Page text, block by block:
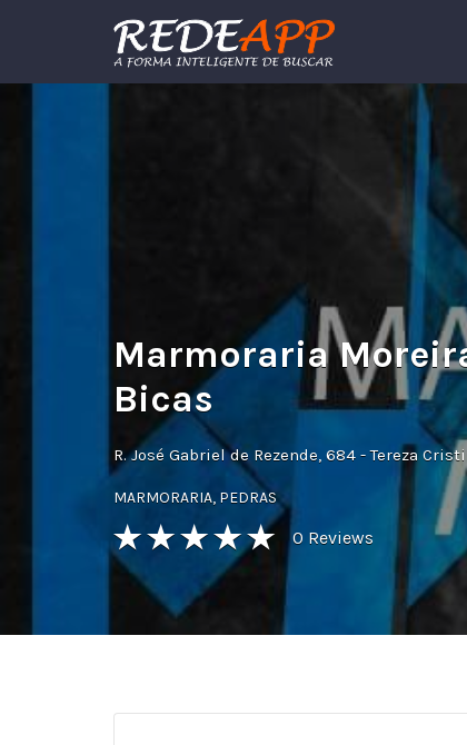
Procurar:
Marmoraria
Bicas
R. José Gabriel de Rezende, 684 - Tereza
MARMORARIA, PEDRAS
0 Reviews